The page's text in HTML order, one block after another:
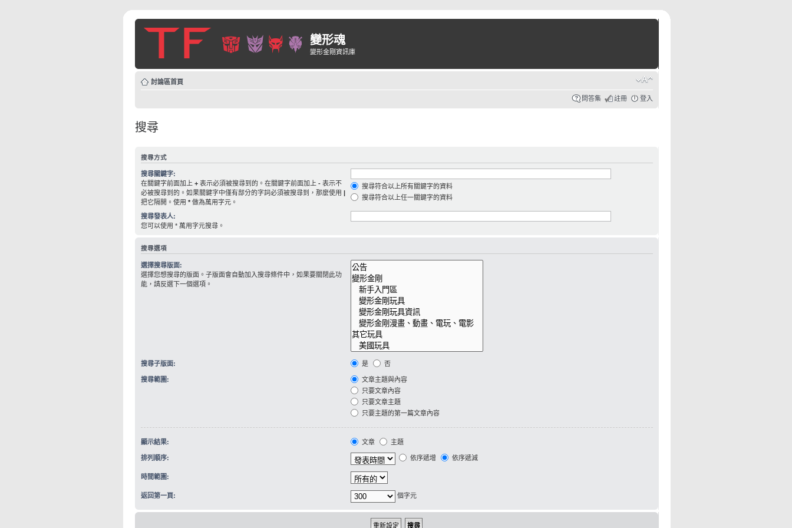
變形魂
變形金剛資訊庫
討論區首頁
問答集 註冊 登入
搜尋
搜尋方式
搜尋關鍵字:
在關鍵字前面加上 +表示必須被搜尋到的。在關鍵字前面加上 -表示不
必被搜尋到的。如果關鍵字中僅有部分的字詞必須被搜尋到，那麼使用 |
把它隔開。使用 *做為萬用字元。
搜尋符合以上所有關鍵字的資料
搜尋符合以上任一關鍵字的資料
搜尋發表人:
您可以使用 * 萬用字元搜尋。
搜尋選項
選擇搜尋版面:
選擇您想搜尋的版面。子版面會自動加入搜尋條件中，如果要關閉此功
能，請反選下一個選項。
搜尋子版面: 是 否
搜尋範圍:
文章主題與內容
只要文章內容
只要文章主題
只要主題的第一篇文章內容
顯示結果: 文章 主題
排列順序: 依序遞增 依序遞減
時間範圍:
返回第一頁: 個字元